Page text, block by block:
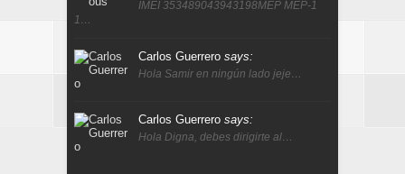
IMEI 353489043943198MEP MEP-1
1…
Carlos Guerrero says:
Hola Samir en ningún lado jeje…
Carlos Guerrero says:
Hola Digna, debes dirigirte al…